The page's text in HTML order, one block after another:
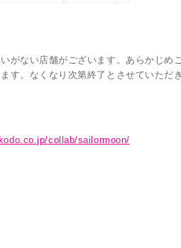
がない店舗がございます。あらかじめ
す。なくなり次第終了とさせていただ
collab/sailormoon/